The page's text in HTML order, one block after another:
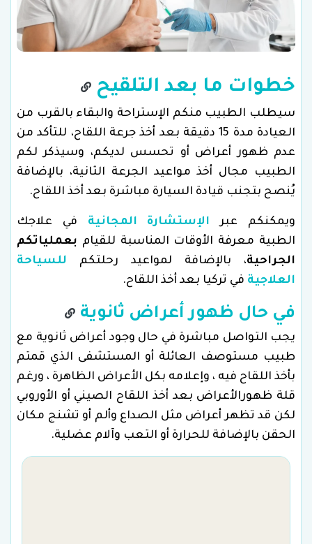
خطوات ما بعد التلقيح
سيطلب الطبيب منكم الإستراحة والبقاء بالقرب من
العيادة مدة 15 دقيقة بعد أخذ جرعة اللقاح، للتأكد من
عدم ظهور أعراض أو تحسس لديكم، وسيذكر لكم
الطبيب مجال أخذ مواعيد الجرعة الثانية، بالإضافة
يُنصح بتجنب قيادة السيارة مباشرة بعد أخذ اللقاح.
ويمكنكم عبر الإستشارة المجانية في علاجك
الطبية معرفة الأوقات المناسبة للقيام بعملياتكم
الجراحية، بالإضافة لمواعيد رحلتكم
للسياحة
العلاجية في تركيا بعد أخذ اللقاح.
في حال ظهور أعراض ثانوية
يجب التواصل مباشرة في حال وجود أعراض ثانوية مع
طبيب مستوصف العائلة أو المستشفى الذي قمتم
بأخذ اللقاح فيه ، وإعلامه بكل الأعراض الظاهرة ، ورغم
قلة ظهورالأعراض بعد أخذ اللقاح الصيني أو الأوروبي
لكن قد تظهر أعراض مثل الصداع وألم أو تشنج مكان
الحقن بالإضافة للحرارة أو التعب وآلام عضلية.